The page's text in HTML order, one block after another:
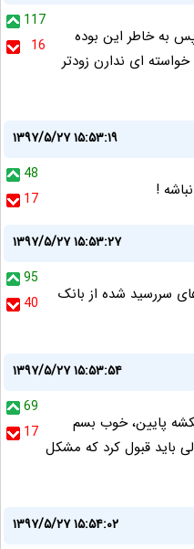
117
16
دیدم دلاراز 10500 شد 10400 پس به خاطر این بوده
ای ندارن زودتر
۱۳۹۷/۵/۲۷ ۱۵:۵۳:۱۹
48
17
!
۱۳۹۷/۵/۲۷ ۱۵:۵۳:۲۷
95
40
سررسید شده از بانک
۱۳۹۷/۵/۲۷ ۱۵:۵۳:۵۴
69
17
پایین، خوب بسم
باید قبول کرد که مشکل
۱۳۹۷/۵/۲۷ ۱۵:۵۴:۰۲